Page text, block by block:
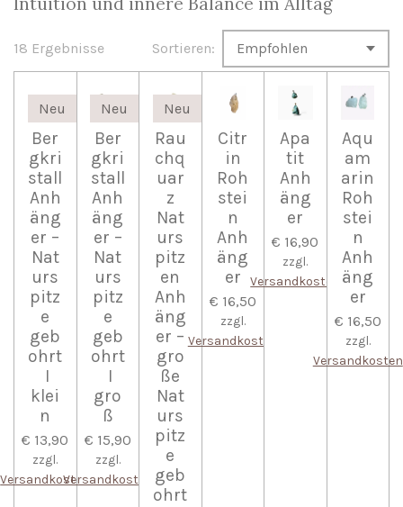
18 Ergebnisse Sortieren:
Neu
Ber
gkri
stall
Anh
äng
er –
Nat
urs
pitz
e
geb
ohrt
I
klei
n
€ 13,90
zzgl.
Versandkosten
Neu
Ber
gkri
stall
Anh
äng
er –
Nat
urs
pitz
e
geb
ohrt
I
gro
ß
€ 15,90
zzgl.
Versandkosten
Neu
Rau
chq
uar
z
Nat
urs
pitz
en
Anh
äng
er –
gro
ße
Nat
urs
pitz
e
geb
ohrt
Citr
in
Roh
stei
n
Anh
äng
er
€ 16,50
zzgl.
Versandkosten
Apa
tit
Anh
äng
er
€ 16,90
zzgl.
Versandkosten
Aqu
am
arin
Roh
stei
n
Anh
äng
er
€ 16,50
zzgl.
Versandkosten